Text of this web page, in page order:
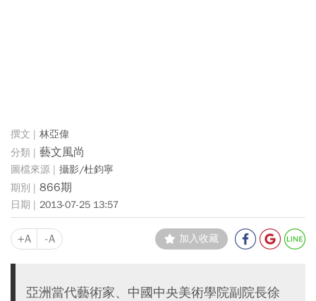
林亞偉
藝文風尚
攝影/杜鈞寧
866期
2013-07-25 13:57
+A -A 加入收藏
亞洲當代藝術家、中國中央美術學院副院長徐